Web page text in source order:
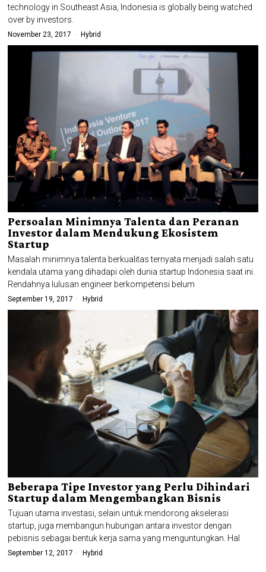
technology in Southeast Asia, Indonesia is globally being watched
over by investors.
November 23, 2017 Hybrid
Persoalan Minimnya Talenta dan Peranan
Investor dalam Mendukung Ekosistem
Startup
Masalah minimnya talenta berkualitas ternyata menjadi salah satu
kendala utama yang dihadapi oleh dunia startup Indonesia saat ini.
Rendahnya lulusan engineer berkompetensi belum
September 19, 2017 Hybrid
Beberapa Tipe Investor yang Perlu Dihindari
Startup dalam Mengembangkan Bisnis
Tujuan utama investasi, selain untuk mendorong akselerasi
startup, juga membangun hubungan antara investor dengan
pebisnis sebagai bentuk kerja sama yang menguntungkan. Hal
September 12, 2017 Hybrid